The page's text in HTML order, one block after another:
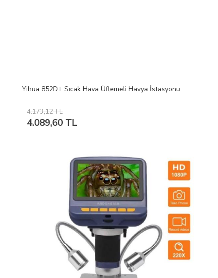
Yihua 852D+ Sıcak Hava Üflemeli Havya İstasyonu
4.173,12 TL
4.089,60 TL